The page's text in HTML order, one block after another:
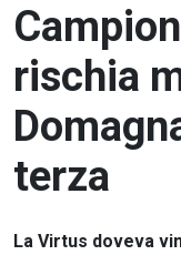
rischia
terza
La Virtus doveva